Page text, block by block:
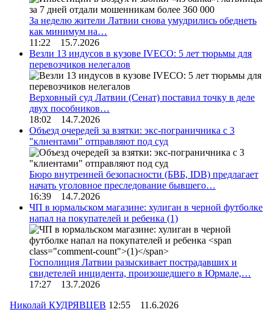
За неделю жители Латвии снова умудрились обеднеть
как минимум на…
11:22 15.7.2026
Везли 13 индусов в кузове IVECO: 5 лет тюрьмы для
перевозчиков нелегалов
Верховный суд Латвии (Сенат) поставил точку в деле
двух пособников…
18:02 14.7.2026
Объезд очередей за взятки: экс-пограничника с 3
"клиентами" отправляют под суд
Бюро внутренней безопасности (БВБ, IDB) предлагает
начать уголовное преследование бывшего…
16:39 14.7.2026
ЧП в юрмальском магазине: хулиган в черной футболке
напал на покупателей и ребенка (1)
Госполиция Латвии разыскивает пострадавших и
свидетелей инцидента, произошедшего в Юрмале,…
17:27 13.7.2026
Николай КУДРЯВЦЕВ 12:55 11.6.2026